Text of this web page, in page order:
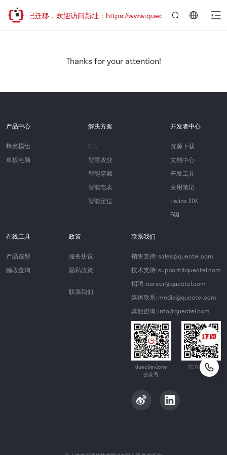
站地址已迁移，欢迎访问新址：https://www.quectel.com.cn
Thanks for your attention!
产品中心
蜂窝模组
单板电脑
解决方案
DTU
智慧农业
智能穿戴
智能电表
智能定位
开发者中心
资源下载
文档中心
开发工具
应用笔记
Helios SDK
FAQ
在线工具
产品选型
频段查询
政策
服务协议
隐私政策
联系我们
联系我们
销售支持: sales@quectel.com
技术支持: support@quectel.com
招聘: career@quectel.com
媒体联系: media@quectel.com
其他咨询: info@quectel.com
QuecDevZone
公众号
官方公众号